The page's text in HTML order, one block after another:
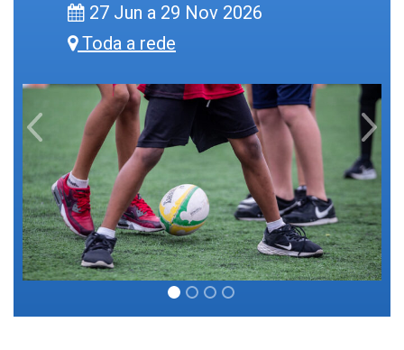
27 Jun a 29 Nov 2026
Toda a rede
Previous Next